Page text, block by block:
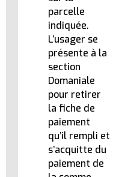
parcelle
indiquée.
L’usager se
présente à la
section
Domaniale
pour retirer
la fiche de
paiement
qu’il rempli et
s’acquitte du
paiement de
ACTUALITÉ